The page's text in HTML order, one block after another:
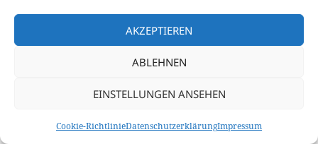
AKZEPTIEREN
ABLEHNEN
EINSTELLUNGEN ANSEHEN
Cookie-RichtlinieDatenschutzerklärungImpressum
im Gerätemanager angezeigt. In unserem Fall ist es
Port5.